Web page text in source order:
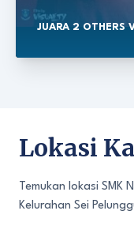
JUARA 2 OTHERS
Lokasi
Temukan lokasi SMK
Kelurahan Sei